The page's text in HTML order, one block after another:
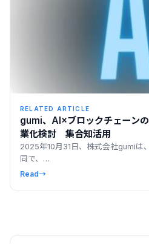
RELATED ARTICLE
gumi、AI×ブロックチェーン
業化検討 集合知活用
2025年10月31日、株式会社gumiは
同で、…
Read→